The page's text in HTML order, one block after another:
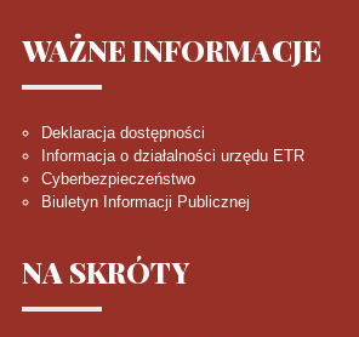
WAŻNEINFORMACJE
Deklaracja dostępności
Informacja o działalności urzędu ETR
Cyberbezpieczeństwo
Biuletyn Informacji Publicznej
NA SKRÓTY